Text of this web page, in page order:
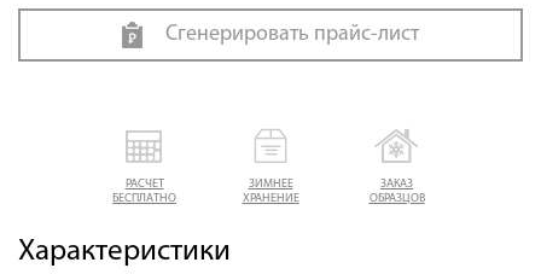
РАСЧЕТ
БЕСПЛАТНО
ЗИМНЕЕ
ХРАНЕНИЕ
ЗАКАЗ
ОБРАЗЦОВ
Характеристики
Сгенерировать прайс-лист